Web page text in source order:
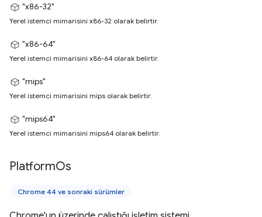
"x86-32"
Yerel istemci mimarisini x86-32 olarak belirtir.
"x86-64"
Yerel istemci mimarisini x86-64 olarak belirtir.
"mips"
Yerel istemci mimarisini mips olarak belirtir.
"mips64"
Yerel istemci mimarisini mips64 olarak belirtir.
PlatformOs
Chrome 44 ve sonraki sürümler